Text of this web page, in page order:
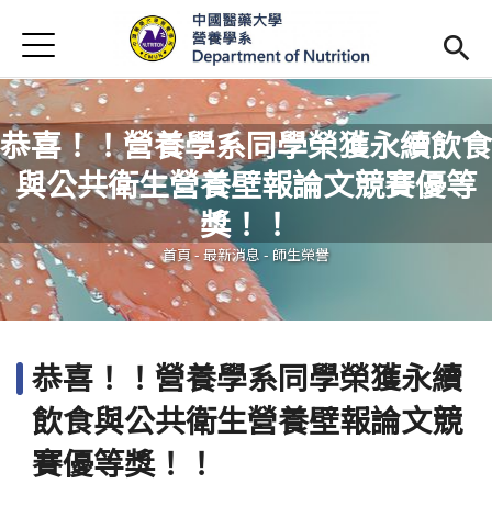
首頁
最新消息
Open
系所簡介
Open
師資陣容
Open
課程資訊
活動花絮
招生訊息(link is external)
未來學生
Jump to Navigation
Jump to Main content
恭喜！！營養學系同學榮獲永續飲食
與公共衛生營養壁報論文競賽優等
獎！！
您在這裡
首頁-最新消息 - 師生榮譽
恭喜！！營養學系同學榮獲永續
飲食與公共衛生營養壁報論文競
賽優等獎！！